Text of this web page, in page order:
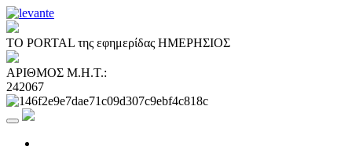
ΤΟ PORTAL της εφημερίδας ΗΜΕΡΗΣΙΟΣ
ΑΡΙΘΜΟΣ Μ.Η.Τ.:
242067